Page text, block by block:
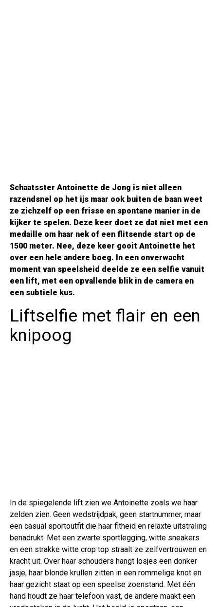
Schaatsster Antoinette de Jong is niet alleen
razendsnel op het ijs maar ook buiten de baan weet
ze zichzelf op een frisse en spontane manier in de
kijker te spelen. Deze keer doet ze dat niet met een
medaille om haar nek of een flitsende start op de
1500 meter. Nee, deze keer gooit Antoinette het
over een hele andere boeg. In een onverwacht
moment van speelsheid deelde ze een selfie vanuit
een lift, met een opvallende blik in de camera en
een subtiele kus.
Liftselfie met flair en een
knipoog
In de spiegelende lift zien we Antoinette zoals we haar
zelden zien. Geen wedstrijdpak, geen startnummer, maar
een casual sportoutfit die haar fitheid en relaxte uitstraling
benadrukt. Met een zwarte sportlegging, witte sneakers
en een strakke witte crop top straalt ze zelfvertrouwen en
kracht uit. Over haar schouders hangt losjes een donker
jasje, haar blonde krullen zitten in een rommelige knot en
haar gezicht staat op een speelse zoenstand. Met één
hand houdt ze haar telefoon vast, de andere maakt een